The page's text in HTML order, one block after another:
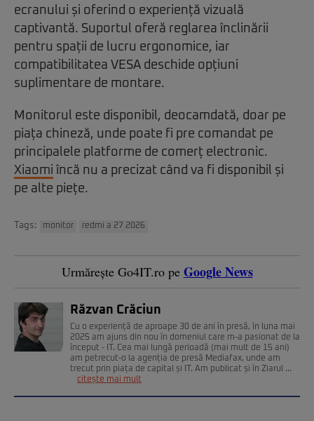
ecranului și oferind o experiență vizuală
captivantă. Suportul oferă reglarea înclinării
pentru spații de lucru ergonomice, iar
compatibilitatea VESA deschide opțiuni
suplimentare de montare.
Monitorul este disponibil, deocamdată, doar pe
piața chineză, unde poate fi pre comandat pe
principalele platforme de comerț electronic.
Xiaomi încă nu a precizat când va fi disponibil și
pe alte piețe.
Tags: monitor redmi a 27 2026
Urmărește Go4IT.ro pe Google News
Răzvan Crăciun
Cu o experiență de aproape 30 de ani în presă, în luna mai
2025 am ajuns din nou în domeniul care m-a pasionat de la
început - IT. Cea mai lungă perioadă (mai mult de 15 ani)
am petrecut-o la agenția de presă Mediafax, unde am
trecut prin piața de capital și IT. Am publicat și în Ziarul ...
citește mai mult